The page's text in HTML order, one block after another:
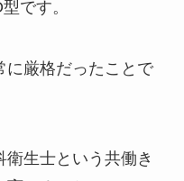
です。
に厳格だったことで
生士という共働き